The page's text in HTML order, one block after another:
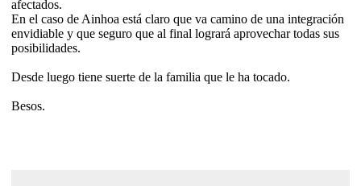
afectados.
En el caso de Ainhoa está claro que va camino de una integración
envidiable y que seguro que al final logrará aprovechar todas sus
posibilidades.
Desde luego tiene suerte de la familia que le ha tocado.
Besos.